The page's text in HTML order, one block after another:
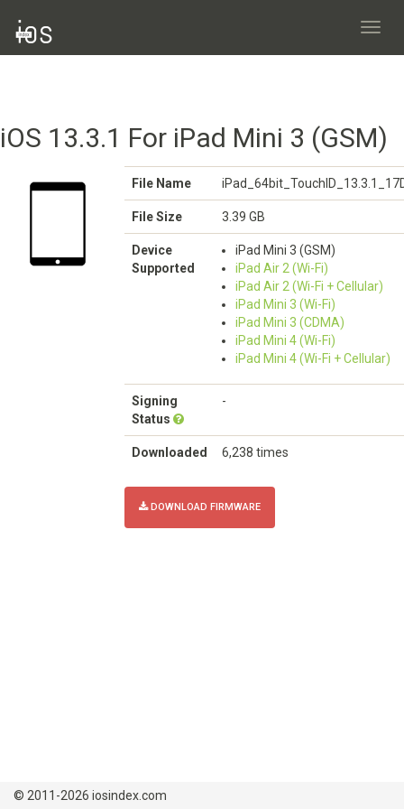
iOS 13.3.1 For iPad Mini 3 (GSM)
File Name
File Size 3.39 GB
Device
Supported
iPad Mini 3 (GSM)
iPad Air 2 (Wi-Fi)
iPad Air 2 (Wi-Fi + Cellular)
iPad Mini 3 (Wi-Fi)
iPad Mini 3 (CDMA)
iPad Mini 4 (Wi-Fi)
iPad Mini 4 (Wi-Fi + Cellular)
Signing
Status
-
Downloaded 6,238 times
DOWNLOAD FIRMWARE
© 2011-2026 iosindex.com